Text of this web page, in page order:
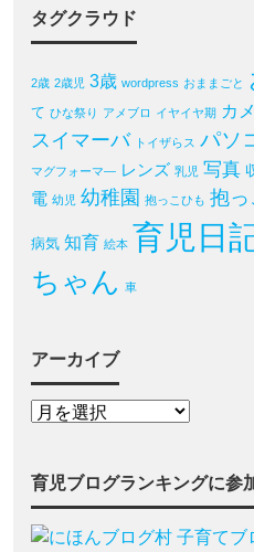
タグクラウド
2歳 2歳児 3歳 wordpress おままごと
て ひな祭り アメブロ イヤイヤ期 カ
スイマーバ トイザらス パソ
マグフォーマ― レンズ 乳児 写真
電 幼児 幼稚園 抱っこひも 抱っ
病気 知育 絵本 育児日
ちゃん 車
アーカイブ
育児ブログランキングに参